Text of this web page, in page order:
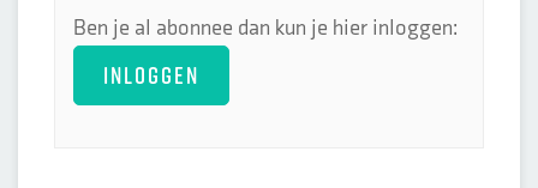
Ben je al abonnee dan kun je hier inloggen:
INLOGGEN